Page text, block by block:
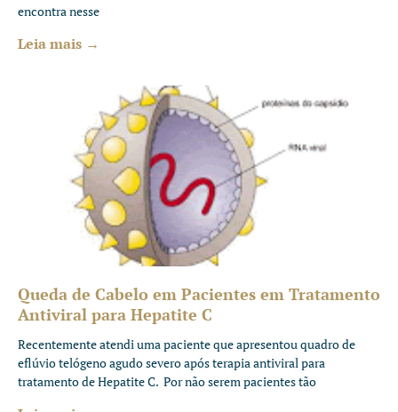
encontra nesse
Leia mais →
Queda de Cabelo em Pacientes em Tratamento
Antiviral para Hepatite C
Recentemente atendi uma paciente que apresentou quadro de
eflúvio telógeno agudo severo após terapia antiviral para
tratamento de Hepatite C. Por não serem pacientes tão